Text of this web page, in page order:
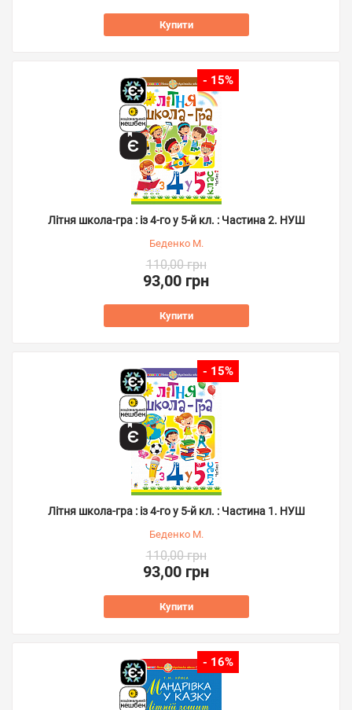
Купити
- 15%
Літня школа-гра : із 4-го у 5-й кл. : Частина 2. НУШ
Беденко М.
110,00 грн
93,00 грн
Купити
- 15%
Літня школа-гра : із 4-го у 5-й кл. : Частина 1. НУШ
Беденко М.
110,00 грн
93,00 грн
Купити
- 16%